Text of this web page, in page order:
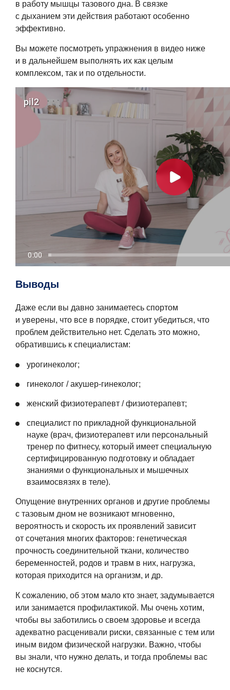
в работу мышцы тазового дна. В связке
с дыханием эти действия работают особенно
эффективно.
Вы можете посмотреть упражнения в видео ниже
и в дальнейшем выполнять их как целым
комплексом, так и по отдельности.
Выводы
Даже если вы давно занимаетесь спортом
и уверены, что все в порядке, стоит убедиться, что
проблем действительно нет. Сделать это можно,
обратившись к специалистам:
урогинеколог;
гинеколог / акушер-гинеколог;
женский физиотерапевт / физиотерапевт;
специалист по прикладной функциональной
науке (врач, физиотерапевт или персональный
тренер по фитнесу, который имеет специальную
сертифицированную подготовку и обладает
знаниями о функциональных и мышечных
взаимосвязях в теле).
Опущение внутренних органов и другие проблемы
с тазовым дном не возникают мгновенно,
вероятность и скорость их проявлений зависит
от сочетания многих факторов: генетическая
прочность соединительной ткани, количество
беременностей, родов и травм в них, нагрузка,
которая приходится на организм, и др.
К сожалению, об этом мало кто знает, задумывается
или занимается профилактикой. Мы очень хотим,
чтобы вы заботились о своем здоровье и всегда
адекватно расценивали риски, связанные с тем или
иным видом физической нагрузки. Важно, чтобы
вы знали, что нужно делать, и тогда проблемы вас
не коснутся.